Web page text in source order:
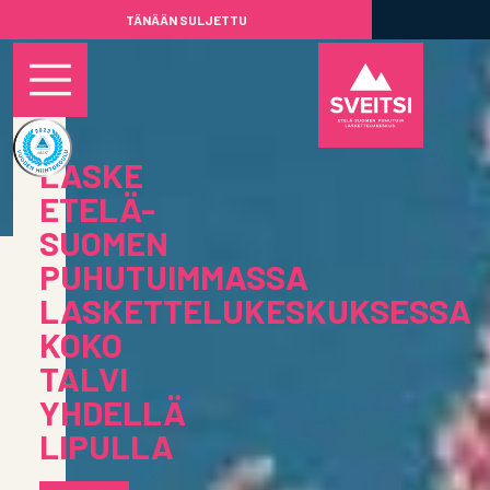
TÄNÄÄN SULJETTU
LASKE
ETELÄ-
SUOMEN
PUHUTUIMMASSA
LASKETTELUKESKUKSESSA
KOKO
TALVI
YHDELLÄ
LIPULLA